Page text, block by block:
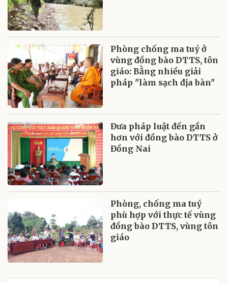
Phòng chống ma tuý ở
vùng đồng bào DTTS, tôn
giáo: Bằng nhiều giải
pháp "làm sạch địa bàn"
Đưa pháp luật đến gần
hơn với đồng bào DTTS ở
Đồng Nai
Phòng, chống ma tuý
phù hợp với thực tế vùng
đồng bào DTTS, vùng tôn
giáo